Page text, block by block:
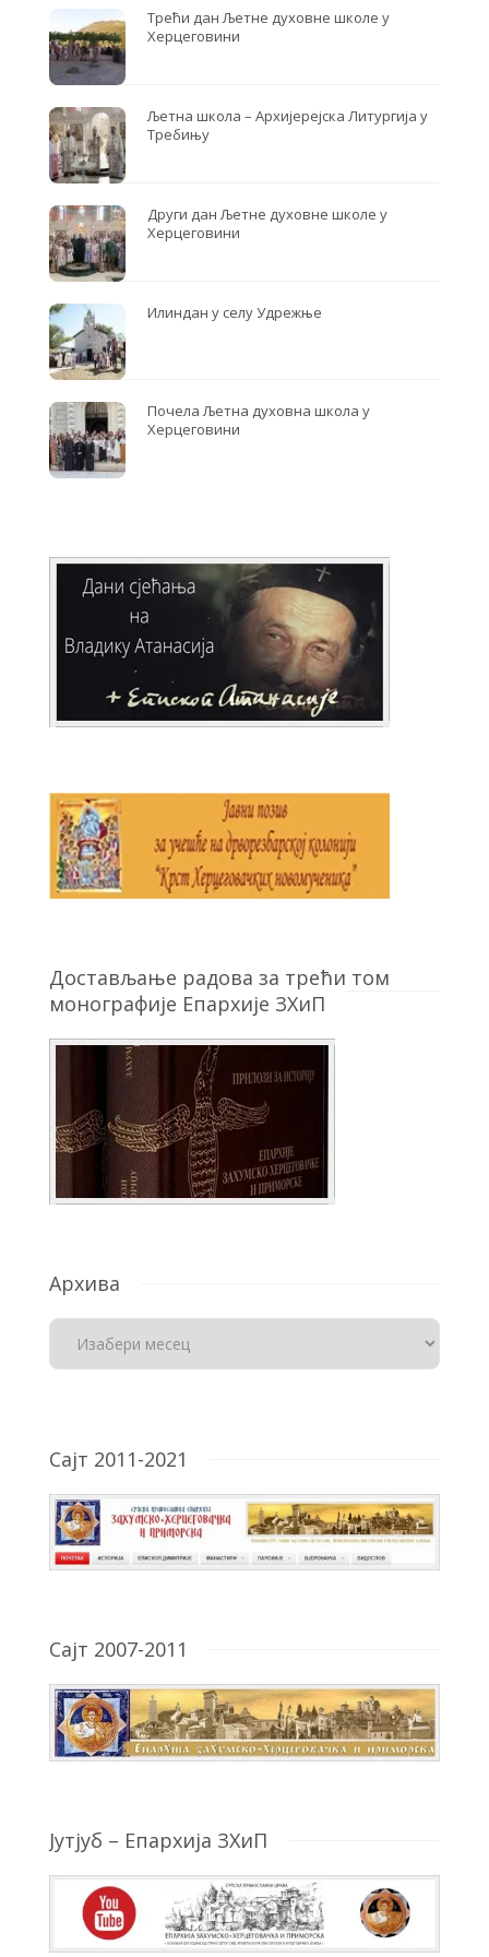
Трећи дан Љетне духовне школе у
Херцеговини
Љетна школа – Архијерејска Литургија у
Требињу
Други дан Љетне духовне школе у
Херцеговини
Илиндан у селу Удрежње
Почела Љетна духовна школа у
Херцеговини
Достављање радова за трећи том
монографије Епархије ЗХиП
Архива
Сајт 2011-2021
Сајт 2007-2011
Јутјуб – Епархија ЗХиП